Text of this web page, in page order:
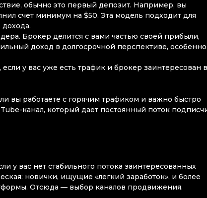
обычно это первый депозит. Например, вы
счет минимум на $50. Эта модель подходит для
Брокер делится с вами частью своей прибыли,
доход в долгосрочной перспективе, особенно
у вас уже есть трафик и брокер заинтересован
вы работаете с горячим трафиком и важно быстро
канал, который дает постоянный поток
у вас нет стабильного потока заинтересованных
новички, ищущие «легкий заработок», и более
Отсюда — выбор каналов продвижения.